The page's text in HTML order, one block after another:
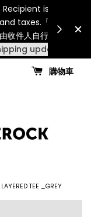
、天災或其
敬請見諒
for all
國
購物車
TEE _GREY